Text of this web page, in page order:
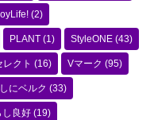
(2)
PLANT (1) StyleONE (43)
レクト (16) Vマーク (95)
にベルク (33)
し良好 (19)